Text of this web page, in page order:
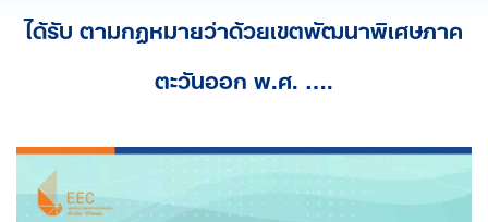
ได้รับ ตามกฎหมายว่าด้วยเขตพัฒนาพิเศษภาค
ตะวันออก พ.ศ. ….